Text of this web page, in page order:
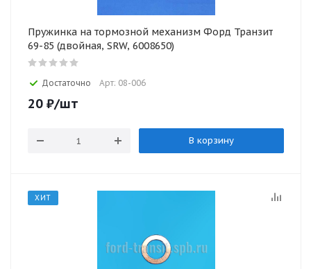
Пружинка на тормозной механизм Форд Транзит
69-85 (двойная, SRW, 6008650)
Достаточно Арт: 08-006
20 ₽/шт
В корзину
ХИТ